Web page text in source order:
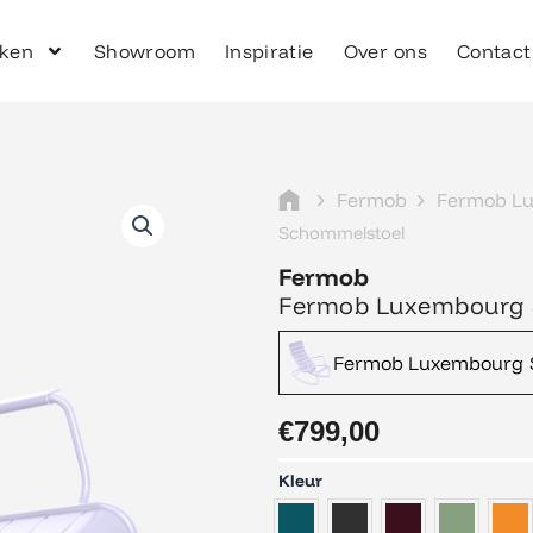
Showroom Inspiratie Over ons Contact
Fermob Fermob
Schommelstoel
Fermob
Fermob
Fermob Luxembourg
€799,00
Kleur
Fermob
Luxembourg